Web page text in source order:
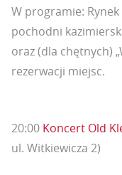
W programie: Rynek
pochodni
oraz (dla chętnych)
rezerwacji miejsc.
20:00 Koncert Old
ul. Witkiewicza 2)